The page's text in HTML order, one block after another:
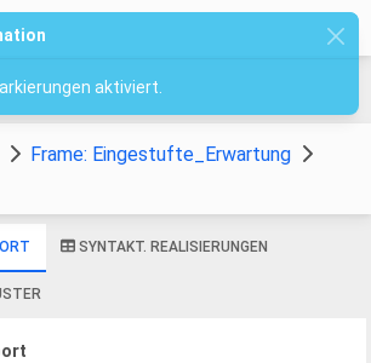
Frame: Eingestufte_Erwartung
SYNTAKT. REALISIERUNGEN
aktiviert.